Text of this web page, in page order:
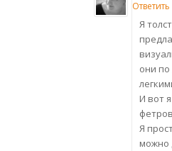
Ответить
Я
они
И вот
Я
можно